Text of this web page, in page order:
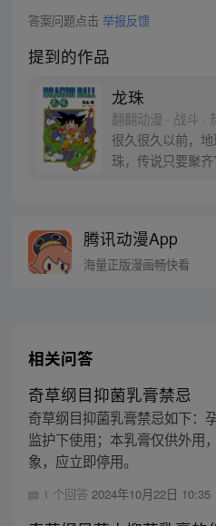
答案问题点击 举报反馈
提到的作品
龙珠
翻翻动漫 · 战斗 ·
很久很久以前，
珠，传说只要聚
腾讯动漫App
海量正版漫画畅快看
相关问答
奇草纲目抑菌乳膏禁忌
奇草纲目抑菌乳膏禁忌如下：
监护下使用；本乳膏仅供外用
象，应立即停用。
1 个回答 2024年10月22日 10:35